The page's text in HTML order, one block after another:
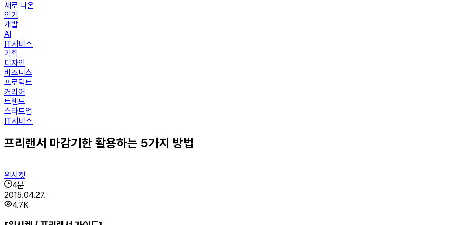
새로 나온
인기
개발
AI
IT서비스
기획
디자인
비즈니스
프로덕트
커리어
트렌드
스타트업
IT서비스
프리랜서 마감기한 활용하는 5가지 방법
위시켓
4분
2015.04.27.
4.7K